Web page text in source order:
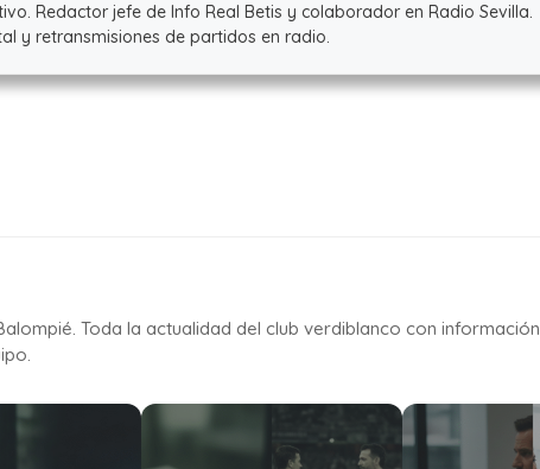
Redactor jefe de Info Real Betis y colaborador en Radio Sevilla.
y retransmisiones de partidos en radio.
Toda la actualidad del club verdiblanco con información